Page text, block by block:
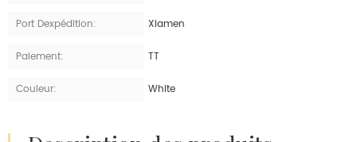
Port Dexpédition: Xiamen
Paiement: TT
Couleur: White